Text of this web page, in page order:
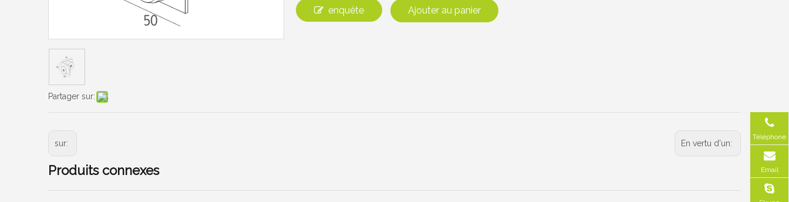
Partager sur:
enquête Ajouter au panier
sur: En vertu d'un:
Produits connexes
Téléphone
Email